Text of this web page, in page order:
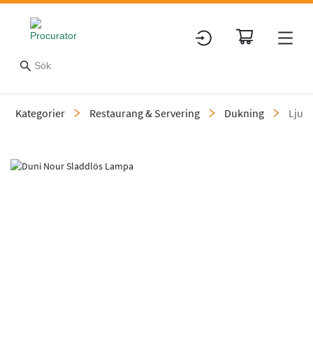
Kategorier Restaurang & Servering Dukning Ljus
Slide 2 of 2